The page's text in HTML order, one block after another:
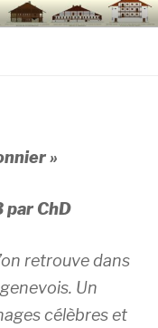
»
par ChD
retrouve dans
Un
célèbres et